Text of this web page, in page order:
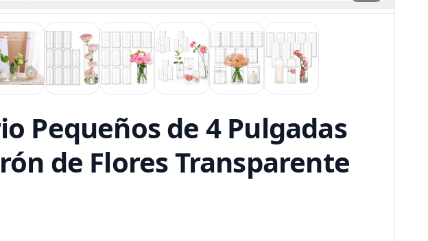
Pequeños de 4 Pulgadas
de Flores Transparente